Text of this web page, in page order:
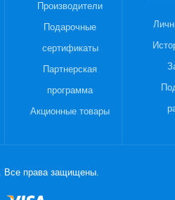
Производители
Подарочные
сертификаты
Партнерская
программа
Акционные товары
Все права защищены.